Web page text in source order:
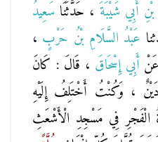
أَبِي شَيْبَةَ ، حَدَّثَنَا سَعِيدُ
عَبْدُ السَّلَامِ بْنُ حَرْبٍ ،
أَبِي إِسْحَاقَ ، قَالَ : كَانَ
، وَكُنْتُ أَخْتَلِفُ إِلَيْهِ
الْفَجْرِ فِي مَسْجِدِ الْأَشْعَثِ